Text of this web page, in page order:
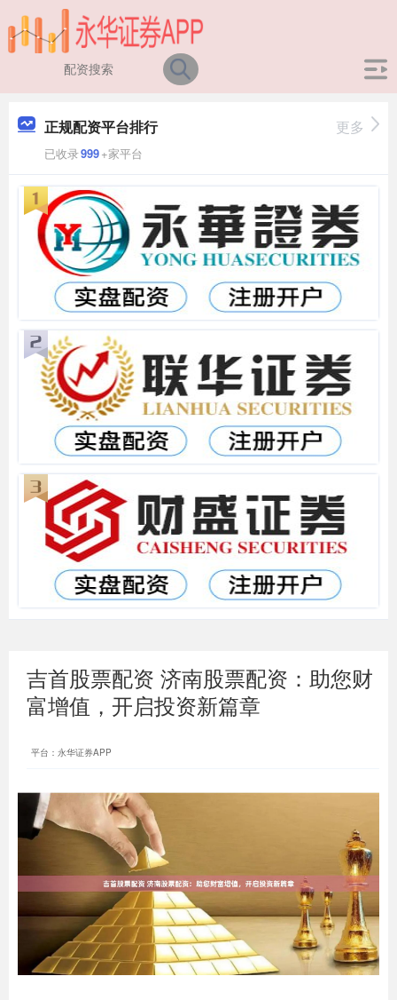
正规配资平台排行
已收录999+家平台
更多
吉首股票配资 济南股票配资：助您财
富增值，开启投资新篇章
平台：永华证券APP